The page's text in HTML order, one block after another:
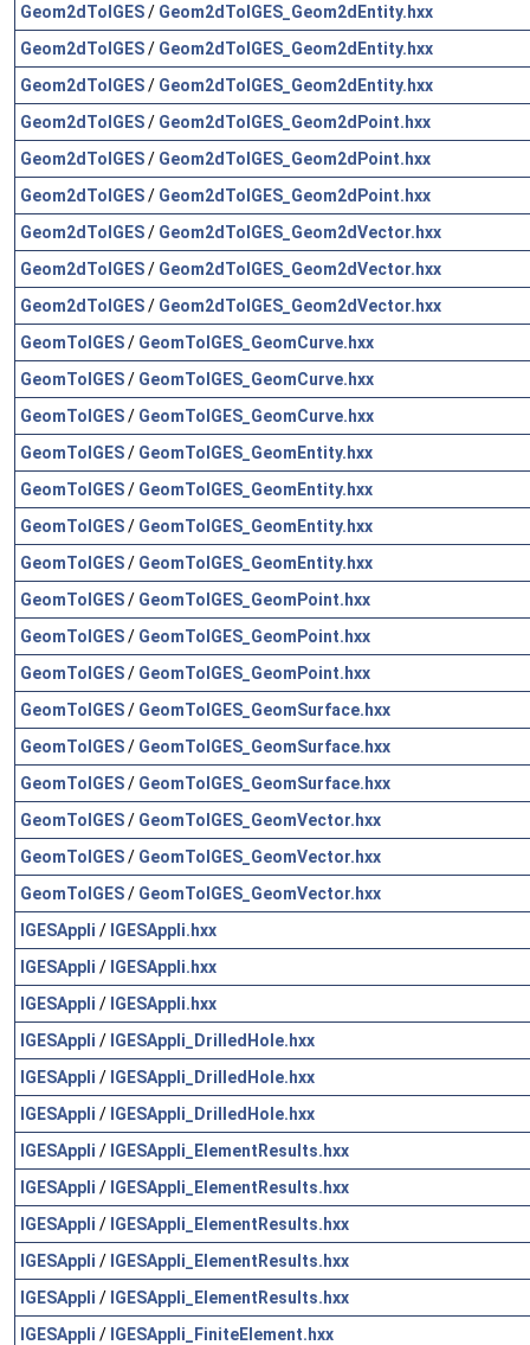
Geom2dToIGES/ Geom2dToIGES_Geom2dEntity.hxx
Geom2dToIGES/ Geom2dToIGES_Geom2dEntity.hxx
Geom2dToIGES/ Geom2dToIGES_Geom2dEntity.hxx
Geom2dToIGES/ Geom2dToIGES_Geom2dPoint.hxx
Geom2dToIGES/ Geom2dToIGES_Geom2dPoint.hxx
Geom2dToIGES/ Geom2dToIGES_Geom2dPoint.hxx
Geom2dToIGES/ Geom2dToIGES_Geom2dVector.hxx
Geom2dToIGES/ Geom2dToIGES_Geom2dVector.hxx
Geom2dToIGES/ Geom2dToIGES_Geom2dVector.hxx
GeomToIGES/ GeomToIGES_GeomCurve.hxx
GeomToIGES/ GeomToIGES_GeomCurve.hxx
GeomToIGES/ GeomToIGES_GeomCurve.hxx
GeomToIGES/ GeomToIGES_GeomEntity.hxx
GeomToIGES/ GeomToIGES_GeomEntity.hxx
GeomToIGES/ GeomToIGES_GeomEntity.hxx
GeomToIGES/ GeomToIGES_GeomEntity.hxx
GeomToIGES/ GeomToIGES_GeomPoint.hxx
GeomToIGES/ GeomToIGES_GeomPoint.hxx
GeomToIGES/ GeomToIGES_GeomPoint.hxx
GeomToIGES/ GeomToIGES_GeomSurface.hxx
GeomToIGES/ GeomToIGES_GeomSurface.hxx
GeomToIGES/ GeomToIGES_GeomSurface.hxx
GeomToIGES/ GeomToIGES_GeomVector.hxx
GeomToIGES/ GeomToIGES_GeomVector.hxx
GeomToIGES/ GeomToIGES_GeomVector.hxx
IGESAppli / IGESAppli.hxx
IGESAppli / IGESAppli.hxx
IGESAppli / IGESAppli.hxx
IGESAppli / IGESAppli_DrilledHole.hxx
IGESAppli / IGESAppli_DrilledHole.hxx
IGESAppli / IGESAppli_DrilledHole.hxx
IGESAppli / IGESAppli_ElementResults.hxx
IGESAppli / IGESAppli_ElementResults.hxx
IGESAppli / IGESAppli_ElementResults.hxx
IGESAppli / IGESAppli_ElementResults.hxx
IGESAppli / IGESAppli_ElementResults.hxx
IGESAppli / IGESAppli_FiniteElement.hxx